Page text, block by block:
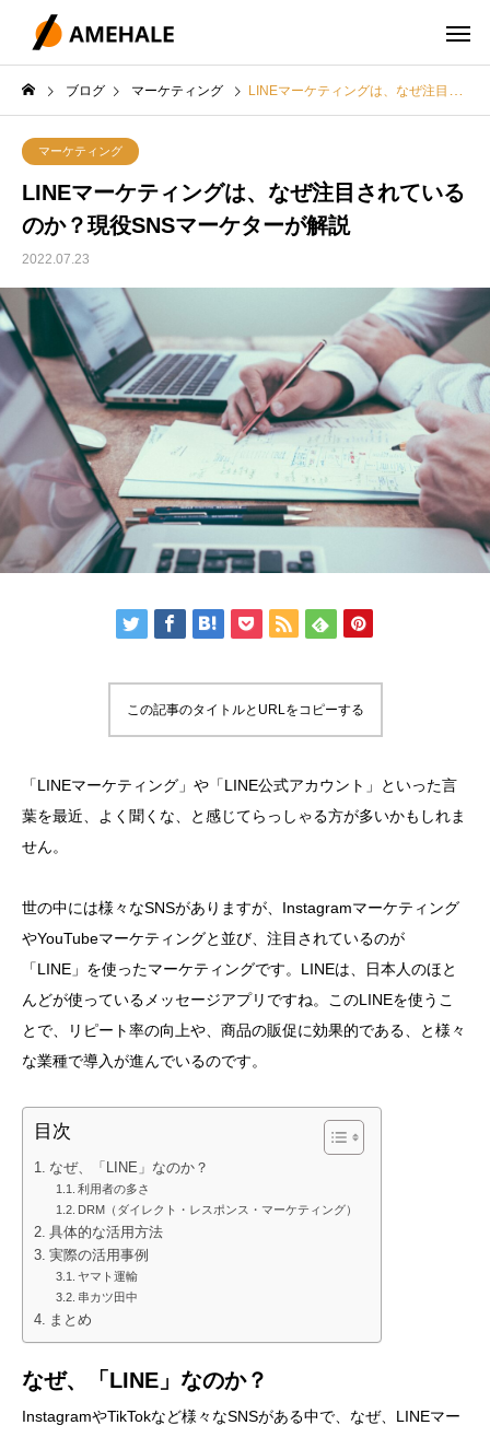
ブログ マーケティング LINEマーケティングは、なぜ注目されているのか？現役SNSマーケターが解説
マーケティング
LINEマーケティングは、なぜ注目されている
のか？現役SNSマーケターが解説
2022.07.23
この記事のタイトルとURLをコピーする
「LINEマーケティング」や「LINE公式アカウント」といった言
葉を最近、よく聞くな、と感じてらっしゃる方が多いかもしれま
せん。
世の中には様々なSNSがありますが、Instagramマーケティング
やYouTubeマーケティングと並び、注目されているのが
「LINE」を使ったマーケティングです。LINEは、日本人のほと
んどが使っているメッセージアプリですね。このLINEを使うこ
とで、リピート率の向上や、商品の販促に効果的である、と様々
な業種で導入が進んでいるのです。
目次
なぜ、「LINE」なのか？
利用者の多さ
DRM（ダイレクト・レスポンス・マーケティング）
具体的な活用方法
実際の活用事例
ヤマト運輸
串カツ田中
まとめ
なぜ、「LINE」なのか？
InstagramやTikTokなど様々なSNSがある中で、なぜ、LINEマー